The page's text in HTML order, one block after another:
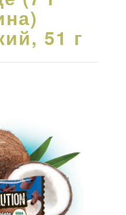
51 г